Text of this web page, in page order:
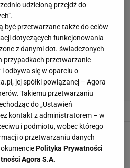
NAJNOWSZE
to dopiero początek. Dodaj
produkty
udzieloną przejdź do
być przetwarzane także do celów
dotyczących funkcjonowania
z danymi dot. świadczonych
przypadkach przetwarzanie
odbywa się w oparciu o
jej spółki powiązanej – Agora
Takiemu przetwarzaniu
do „Ustawień
kontakt z administratorem – w
i podmiotu, wobec którego
o przetwarzaniu danych
Polityka Prywatności
Agora S.A.